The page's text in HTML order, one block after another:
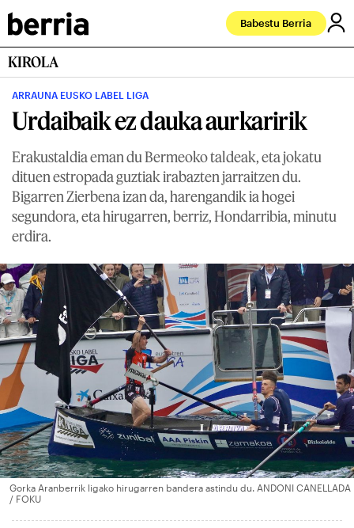
Babestu Berria
KIROLA
ARRAUNA EUSKO LABEL LIGA
Urdaibaik ez dauka aurkaririk
Erakustaldia eman du Bermeoko taldeak, eta jokatu
dituen estropada guztiak irabazten jarraitzen du.
Bigarren Zierbena izan da, harengandik ia hogei
segundora, eta hirugarren, berriz, Hondarribia, minutu
erdira.
Gorka Aranberrik ligako hirugarren bandera astindu du. ANDONI CANELLADA
/ FOKU